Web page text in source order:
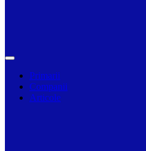
Primarii
Companii
Articole